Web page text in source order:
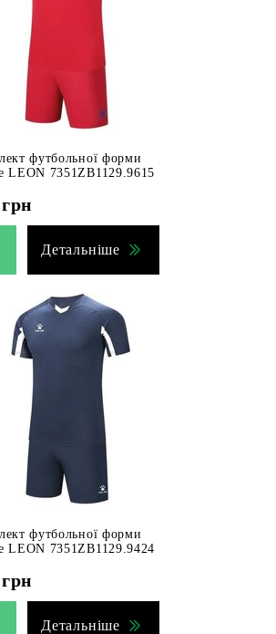
футбольної форми
LEON 7351ZB1129.9615
грн
Детальніше
футбольної форми
LEON 7351ZB1129.9424
грн
Детальніше